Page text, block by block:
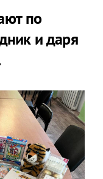
по
и даря